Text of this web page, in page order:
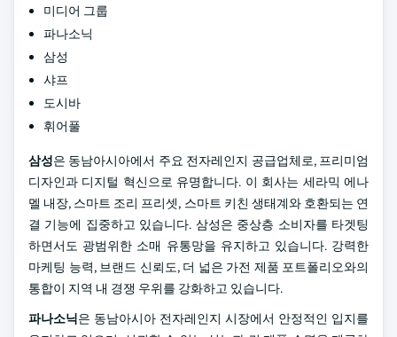
미디어 그룹
파나소닉
삼성
샤프
도시바
휘어풀
삼성은 동남아시아에서 주요 전자레인지 공급업체로, 프리미엄
디자인과 디지털 혁신으로 유명합니다. 이 회사는 세라믹 에나
멜 내장, 스마트 조리 프리셋, 스마트 키친 생태계와 호환되는 연
결 기능에 집중하고 있습니다. 삼성은 중상층 소비자를 타겟팅
하면서도 광범위한 소매 유통망을 유지하고 있습니다. 강력한
마케팅 능력, 브랜드 신뢰도, 더 넓은 가전 제품 포트폴리오와의
통합이 지역 내 경쟁 우위를 강화하고 있습니다.
파나소닉은 동남아시아 전자레인지 시장에서 안정적인 입지를